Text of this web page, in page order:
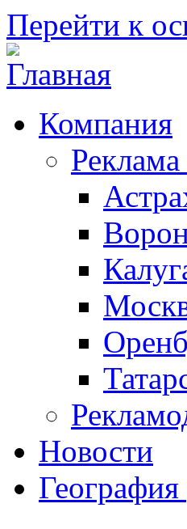
Перейти к
Компания
Новости